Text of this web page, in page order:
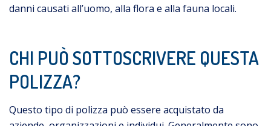
danni causati all’uomo, alla flora e alla fauna locali.
CHI PUÒ SOTTOSCRIVERE QUESTA
POLIZZA?
Questo tipo di polizza può essere acquistato da